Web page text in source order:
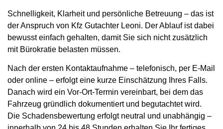
Schnelligkeit, Klarheit und persönliche Betreuung – das ist
der Anspruch von Kfz Gutachter Leoni. Der Ablauf ist dabei
bewusst einfach gehalten, damit Sie sich nicht zusätzlich
mit Bürokratie belasten müssen.
Nach der ersten Kontaktaufnahme – telefonisch, per E-Mail
oder online – erfolgt eine kurze Einschätzung Ihres Falls.
Danach wird ein Vor-Ort-Termin vereinbart, bei dem das
Fahrzeug gründlich dokumentiert und begutachtet wird.
Die Schadensbewertung erfolgt neutral und unabhängig –